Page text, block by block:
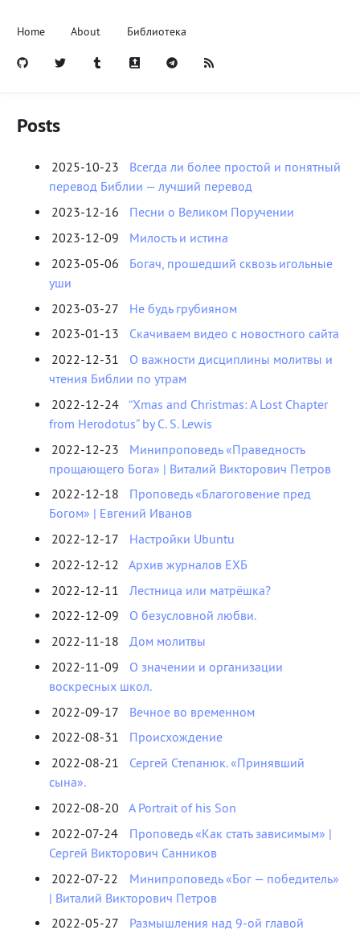
Home About Библиотека
Posts
2025-10-23
Всегда ли более простой и понятный
перевод Библии — лучший перевод
2023-12-16
Песни о Великом Поручении
2023-12-09
Милость и истина
2023-05-06
Богач, прошедший сквозь игольные
уши
2023-03-27
Не будь грубияном
2023-01-13
Скачиваем видео с новостного сайта
2022-12-31
О важности дисциплины молитвы и
чтения Библии по утрам
2022-12-24
“Xmas and Christmas: A Lost Chapter
from Herodotus” by C. S. Lewis
2022-12-23
Минипроповедь «Праведность
прощающего Бога» | Виталий Викторович Петров
2022-12-18
Проповедь «Благоговение пред
Богом» | Евгений Иванов
2022-12-17
Настройки Ubuntu
2022-12-12
Архив журналов ЕХБ
2022-12-11
Лестница или матрёшка?
2022-12-09
О безусловной любви.
2022-11-18
Дом молитвы
2022-11-09
О значении и организации
воскресных школ.
2022-09-17
Вечное во временном
2022-08-31
Происхождение
2022-08-21
Сергей Степанюк. «Принявший
сына».
2022-08-20
A Portrait of his Son
2022-07-24
Проповедь «Как стать зависимым» |
Сергей Викторович Санников
2022-07-22
Минипроповедь «Бог — победитель»
| Виталий Викторович Петров
2022-05-27
Размышления над 9-ой главой